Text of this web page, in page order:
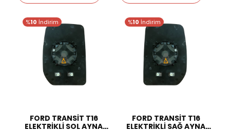
%10 İndirim
FORD TRANSİT T16
ELEKTRİKLİ SOL AYNA
%10 İndirim
FORD TRANSİT T16
ELEKTRİKLİ SAĞ AYNA